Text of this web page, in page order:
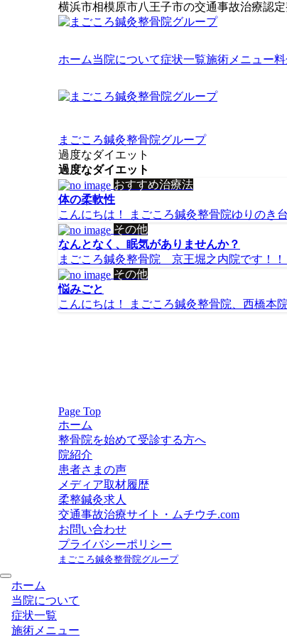
横浜市相模原市八王子市の交通事故治療認
ホーム当院について症状一覧施術メニュー
まごころ鍼灸整骨院グループ
過度なダイエット
過度なダイエット
おすすめ治療法
体の柔軟性
こんにちは！ まごころ鍼灸整骨院ゆりのき
その他
なんとなく、眠気がありませんか？
まごころ鍼灸整骨院 京王堀之内院です！
その他
悩みごと
こんにちは！ まごころ鍼灸整骨院、西橋本
Page Top
ホーム
整骨院を始めて受診する方へ
院紹介
患者さまの声
メディア取材履歴
柔整鍼灸求人
交通事故治療サイト・ムチウチ.com
お問い合わせ
プライバシーポリシー
まごころ鍼灸整骨院グループ
ホーム
当院について
症状一覧
施術メニュー